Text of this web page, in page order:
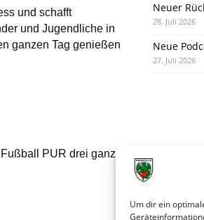
Um dir ein
und schafft
und Jugendliche in
ganzen Tag genießen
PUR drei ganze
Neuer
28. Juli 2026
Neue
27. Juli 2026